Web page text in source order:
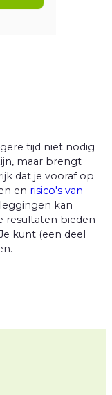
tijd niet nodig
maar brengt
dat je vooraf op
en risico's van
kan
resultaten bieden
kunt (een deel